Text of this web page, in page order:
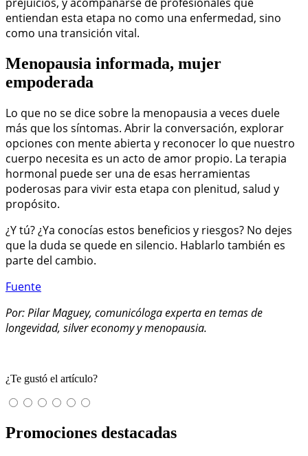
prejuicios, y acompañarse de profesionales que
entiendan esta etapa no como una enfermedad, sino
como una transición vital.
Menopausia informada, mujer
empoderada
Lo que no se dice sobre la menopausia a veces duele
más que los síntomas. Abrir la conversación, explorar
opciones con mente abierta y reconocer lo que nuestro
cuerpo necesita es un acto de amor propio. La terapia
hormonal puede ser una de esas herramientas
poderosas para vivir esta etapa con plenitud, salud y
propósito.
¿Y tú? ¿Ya conocías estos beneficios y riesgos? No dejes
que la duda se quede en silencio. Hablarlo también es
parte del cambio.
Fuente
Por: Pilar Maguey, comunicóloga experta en temas de
longevidad, silver economy y menopausia.
¿Te gustó el artículo?
Promociones destacadas